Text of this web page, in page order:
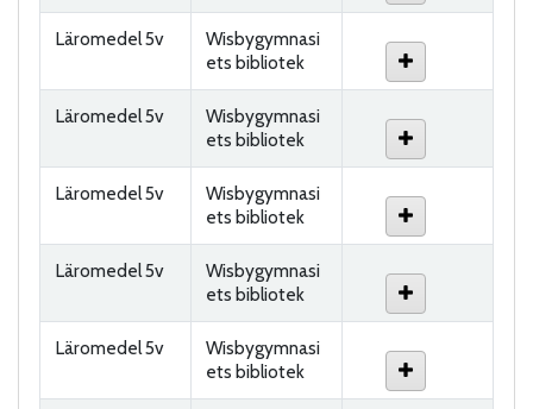
Läromedel 5v
Wisbygymnasi
ets bibliotek
Läromedel 5v
Wisbygymnasi
ets bibliotek
Läromedel 5v
Wisbygymnasi
ets bibliotek
Läromedel 5v
Wisbygymnasi
ets bibliotek
Läromedel 5v
Wisbygymnasi
ets bibliotek